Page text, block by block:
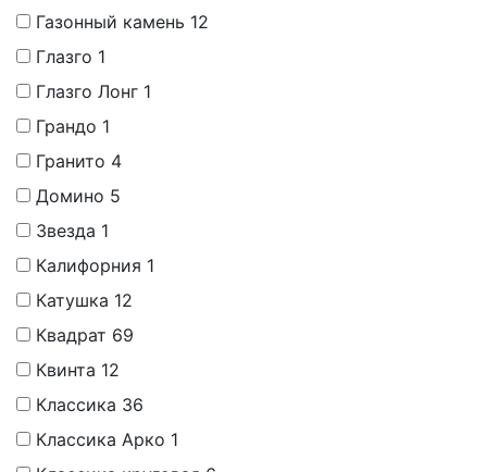
Газонный камень 12
Глазго 1
Глазго Лонг 1
Грандо 1
Гранито 4
Домино 5
Звезда 1
Калифорния 1
Катушка 12
Квадрат 69
Квинта 12
Классика 36
Классика Арко 1